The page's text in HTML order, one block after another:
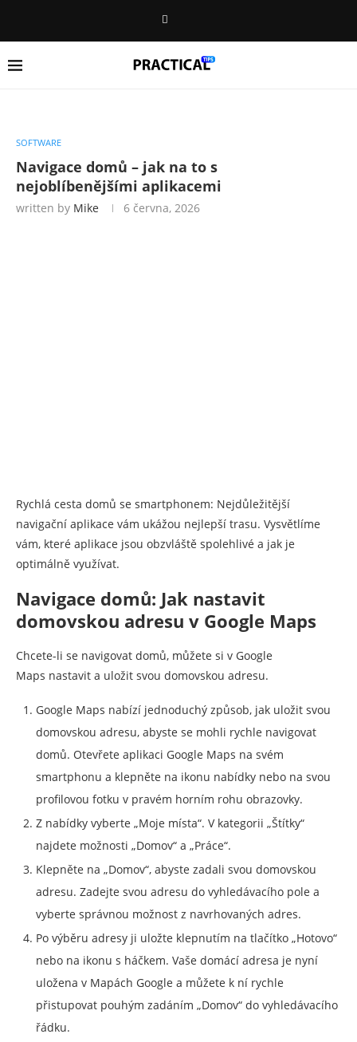
SOFTWARE
Navigace domů – jak na to s
nejoblíbenějšími aplikacemi
written by Mike 6 června, 2026
Rychlá cesta domů se smartphonem: Nejdůležitější
navigační aplikace vám ukážou nejlepší trasu. Vysvětlíme
vám, které aplikace jsou obzvláště spolehlivé a jak je
optimálně využívat.
Navigace domů: Jak nastavit
domovskou adresu v Google Maps
Chcete-li se navigovat domů, můžete si v Google
Maps nastavit a uložit svou domovskou adresu.
Google Maps nabízí jednoduchý způsob, jak uložit svou
domovskou adresu, abyste se mohli rychle navigovat
domů. Otevřete aplikaci Google Maps na svém
smartphonu a klepněte na ikonu nabídky nebo na svou
profilovou fotku v pravém horním rohu obrazovky.
Z nabídky vyberte „Moje místa“. V kategorii „Štítky“
najdete možnosti „Domov“ a „Práce“.
Klepněte na „Domov“, abyste zadali svou domovskou
adresu. Zadejte svou adresu do vyhledávacího pole a
vyberte správnou možnost z navrhovaných adres.
Po výběru adresy ji uložte klepnutím na tlačítko „Hotovo“
nebo na ikonu s háčkem. Vaše domácí adresa je nyní
uložena v Mapách Google a můžete k ní rychle
přistupovat pouhým zadáním „Domov“ do vyhledávacího
řádku.